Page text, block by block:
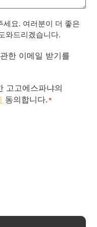
세요. 여러분이 더 좋은
와드리겠습니다.
한 이메일 받기를
고고에스파냐의
동의합니다. *